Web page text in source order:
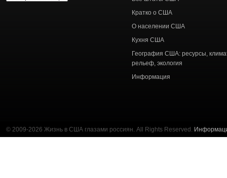
Кратко о США
О населении США
Кухня США
География США: ресурсы,
рельеф, экология
Информация
© 2009-2026 Жизнь в США глазами россиян. All Rights Reserved.